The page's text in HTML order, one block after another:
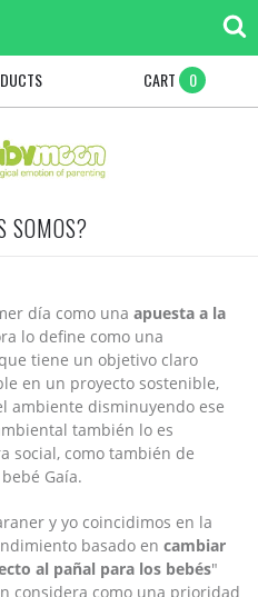
CART 0
SOMOS?
día como una apuesta a la
lo define como una
tiene un objetivo claro
en un proyecto sostenible,
ambiente disminuyendo ese
también lo es
social, como también de
Gaía.
y yo coincidimos en la
basado en cambiar
al pañal para los bebés"
considera como una prioridad